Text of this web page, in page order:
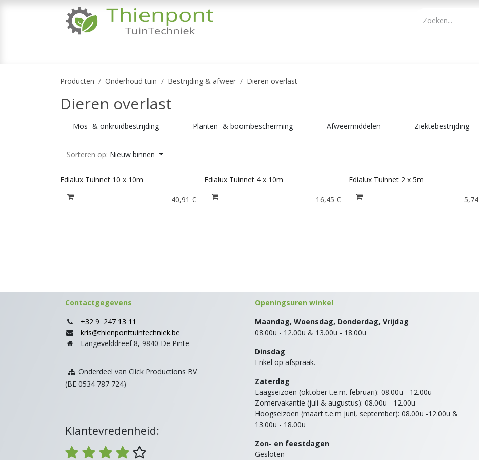
Producten Onderhoud tuin Bestrijding & afweer Dieren overlast
Dieren overlast
Mos- & onkruidbestrijding Planten- & boombescherming Afweermiddelen Ziektebestrijding
Sorteren op: Nieuw binnen
Edialux Tuinnet 10 x 10m
40,91 €
Edialux Tuinnet 4 x 10m
16,45 €
Edialux Tuinnet 2 x 5m
5,74
Openingsuren winkel
Maandag, Woensdag, Donderdag, Vrijdag
08.00u - 12.00u & 13.00u - 18.00u
Dinsdag
Enkel op afspraak.
Zaterdag
Laagseizoen (oktober t.e.m. februari): 08.00u - 12.00u
Zomervakantie (juli & augustus): 08.00u - 12.00u
Hoogseizoen (maart t.e.m juni, september): 08.00u -12.00u &
13.00u - 18.00u
Zon- en feestdagen
Gesloten
Contactgegevens
+32 9 247 13 11
kris@thienponttuintechniek.be
Langevelddreef 8, 9840 De Pinte
Onderdeel van Click Productions BV
(BE 0534 787 724)
Klantevredenheid: